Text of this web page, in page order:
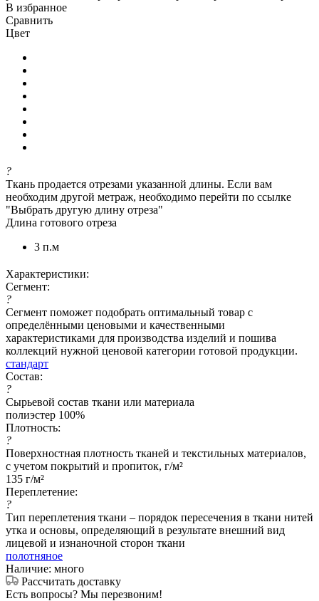
В избранное
Сравнить
Цвет
?
Ткань продается отрезами указанной длины. Если вам
необходим другой метраж, необходимо перейти по ссылке
"Выбрать другую длину отреза"
Длина готового отреза
3 п.м
Характеристики:
Сегмент:
?
Сегмент поможет подобрать оптимальный товар с
определёнными ценовыми и качественными
характеристиками для производства изделий и пошива
коллекций нужной ценовой категории готовой продукции.
стандарт
Состав:
?
Сырьевой состав ткани или материала
полиэстер 100%
Плотность:
?
Поверхностная плотность тканей и текстильных материалов,
с учетом покрытий и пропиток, г/м²
135 г/м²
Переплетение:
?
Тип переплетения ткани – порядок пересечения в ткани нитей
утка и основы, определяющий в результате внешний вид
лицевой и изнаночной сторон ткани
полотняное
Наличие: много
Рассчитать доставку
Есть вопросы? Мы перезвоним!